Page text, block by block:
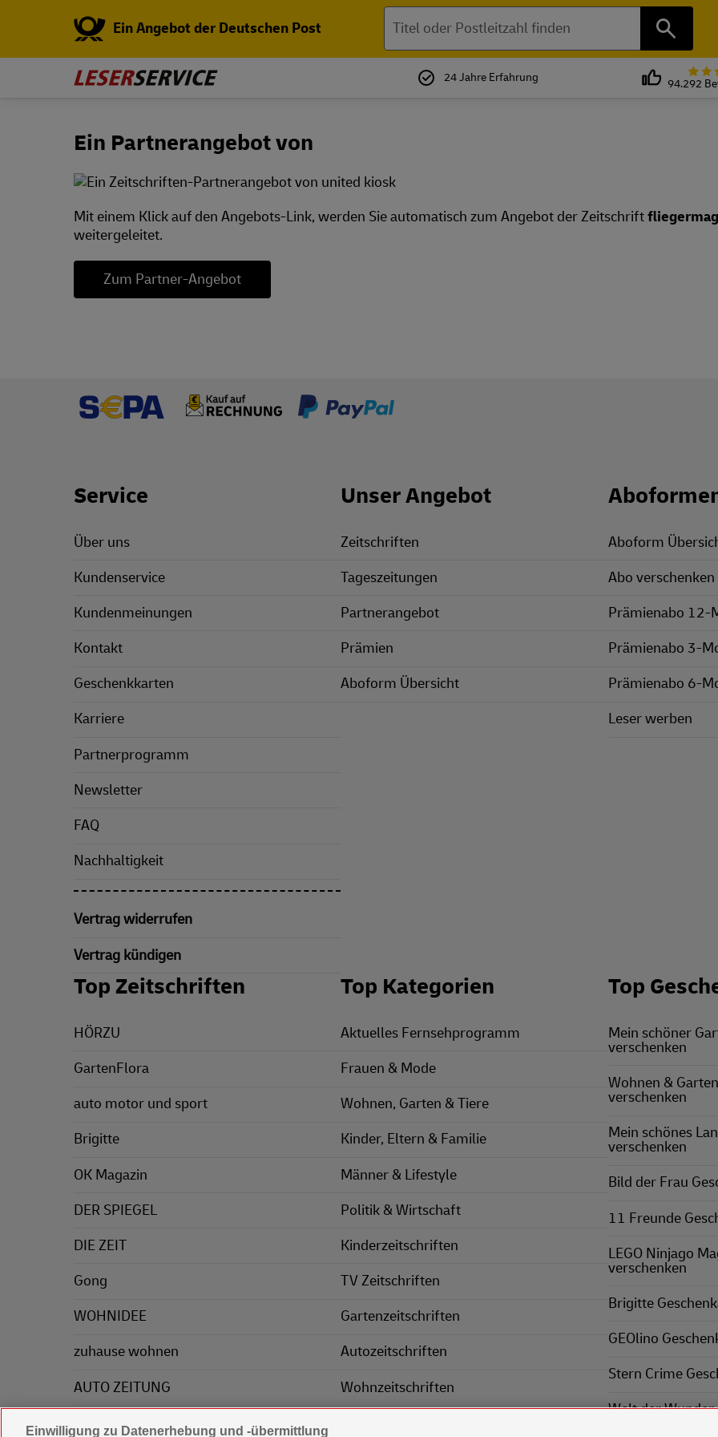
Ein Angebot der Deutschen Post
Suchen
24 Jahre Erfahrung
94.292
Ein Partnerangebot von
Mit einem Klick auf den Angebots-Link, werden Sie automatisch zum Angebot der Zeitschrift
weitergeleitet.
Zum Partner-Angebot
Footer Links
Service
Über uns
Kundenservice
Kundenmeinungen
Kontakt
Geschenkkarten
Karriere
Partnerprogramm
Newsletter
FAQ
Nachhaltigkeit
Vertrag widerrufen
Vertrag kündigen
Unser Angebot
Zeitschriften
Tageszeitungen
Partnerangebot
Prämien
Aboform Übersicht
Aboform
Abo verschenken
Prämienabo 12-
Prämienabo 3-
Prämienabo 6-
Leser werben
Top Zeitschriften
HÖRZU
GartenFlora
auto motor und sport
Brigitte
OK Magazin
DER SPIEGEL
DIE ZEIT
Gong
WOHNIDEE
zuhause wohnen
AUTO ZEITUNG
Top Kategorien
Aktuelles Fernsehprogramm
Frauen & Mode
Wohnen, Garten & Tiere
Kinder, Eltern & Familie
Männer & Lifestyle
Politik & Wirtschaft
Kinderzeitschriften
TV Zeitschriften
Gartenzeitschriften
Autozeitschriften
Wohnzeitschriften
Top
Mein schöner
verschenken
Wohnen &
verschenken
Mein schönes
verschenken
Bild der Frau
11 Freunde
LEGO Ninjago
verschenken
Brigitte
GEOlino
Stern Crime
Welt der Wunder
Einwilligung zu Datenerhebung und -übermittlung